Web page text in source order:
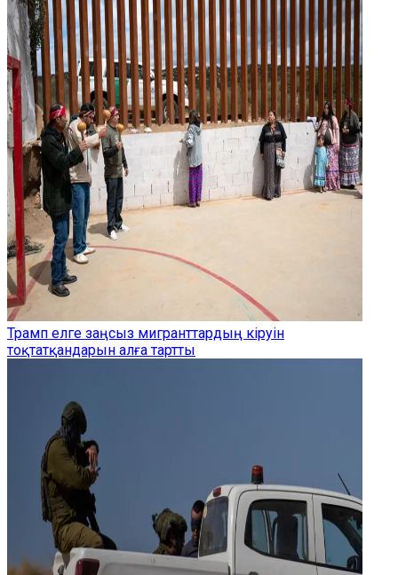
Трамп елге заңсыз мигранттардың кіруін
тоқтатқандарын алға тартты